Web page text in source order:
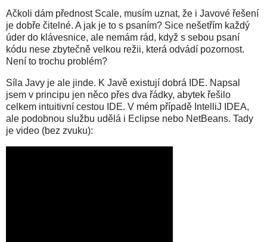
Ačkoli dám přednost Scale, musím uznat, že i Javové řešení
je dobře čitelné. A jak je to s psaním? Sice nešetřím každý
úder do klávesnice, ale nemám rád, když s sebou psaní
kódu nese zbytečně velkou režii, která odvádí pozornost.
Není to trochu problém?
Síla Javy je ale jinde. K Javě existují dobrá IDE. Napsal
jsem v principu jen něco přes dva řádky, abytek řešilo
celkem intuitivní cestou IDE. V mém případě IntelliJ IDEA,
ale podobnou službu udělá i Eclipse nebo NetBeans. Tady
je video (bez zvuku):